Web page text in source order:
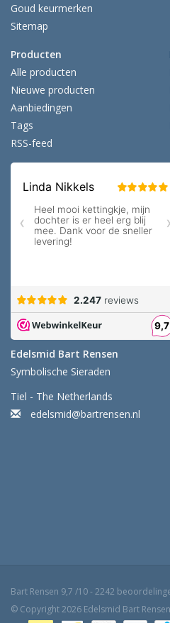
Goud keurmerken
Sitemap
Producten
Alle producten
Nieuwe producten
Aanbiedingen
Tags
RSS-feed
Edelsmid Bart Rensen
Symbolische Sieraden
Tiel - The Netherlands
edelsmid@bartrensen.nl
Bart Rensen 9,7 /10-2242
© Copyright 2026 Edelsmid Bart